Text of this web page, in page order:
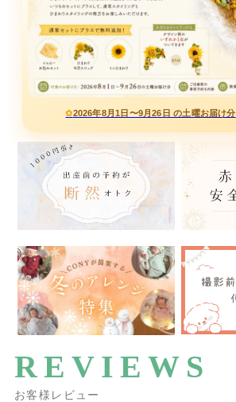
2026年8月1日〜9月26日 の土曜お届け分
REVIEWS
お客様レビュー